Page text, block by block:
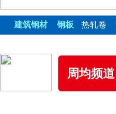
建筑钢材 钢板 热轧卷
周均频道